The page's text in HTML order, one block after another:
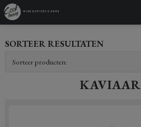
SORTEER RESULTATEN
KAVIAAR